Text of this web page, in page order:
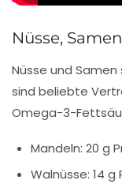
Nüsse,
Nüsse und
sind beliebte
Omega-3-
Mandeln: 20 g
Walnüsse: 14